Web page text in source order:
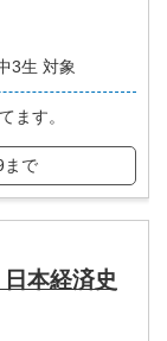
3生 対象
ます。
まで
本経済史